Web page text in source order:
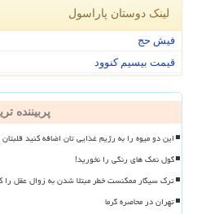
لینک دوستان پاراسول
فیش حج
قیمت بیسیم کنوود
پربیننده
این دو میوه را به رژیم غذایی تان اضافه کنید
گول نمک های رنگی را نخورید!
ترک سیگار ممکنست خطر مبتلا شدن به زوال عقل را
تهران در محاصره گرما